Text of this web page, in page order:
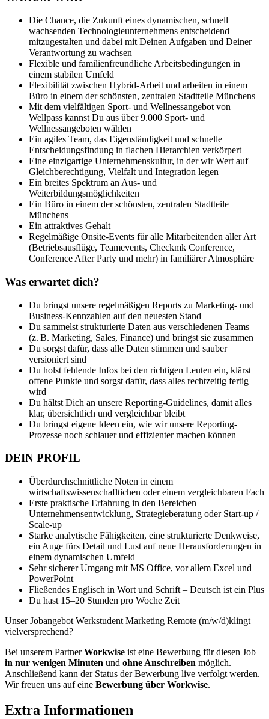
Die Chance, die Zukunft eines dynamischen, schnell
wachsenden Technologieunternehmens entscheidend
mitzugestalten und dabei mit Deinen Aufgaben und Deiner
Verantwortung zu wachsen
Flexible und familienfreundliche Arbeitsbedingungen in
einem stabilen Umfeld
Flexibilität zwischen Hybrid-Arbeit und arbeiten in einem
Büro in einem der schönsten, zentralen Stadtteile Münchens
Mit dem vielfältigen Sport- und Wellnessangebot von
Wellpass kannst Du aus über 9.000 Sport- und
Wellnessangeboten wählen
Ein agiles Team, das Eigenständigkeit und schnelle
Entscheidungsfindung in flachen Hierarchien verkörpert
Eine einzigartige Unternehmenskultur, in der wir Wert auf
Gleichberechtigung, Vielfalt und Integration legen
Ein breites Spektrum an Aus- und
Weiterbildungsmöglichkeiten
Ein Büro in einem der schönsten, zentralen Stadtteile
Münchens
Ein attraktives Gehalt
Regelmäßige Onsite-Events für alle Mitarbeitenden aller Art
(Betriebsausflüge, Teamevents, Checkmk Conference,
Conference After Party und mehr) in familiärer Atmosphäre
Was erwartet dich?
Du bringst unsere regelmäßigen Reports zu Marketing- und
Business-Kennzahlen auf den neuesten Stand
Du sammelst strukturierte Daten aus verschiedenen Teams
(z. B. Marketing, Sales, Finance) und bringst sie zusammen
Du sorgst dafür, dass alle Daten stimmen und sauber
versioniert sind
Du holst fehlende Infos bei den richtigen Leuten ein, klärst
offene Punkte und sorgst dafür, dass alles rechtzeitig fertig
wird
Du hältst Dich an unsere Reporting-Guidelines, damit alles
klar, übersichtlich und vergleichbar bleibt
Du bringst eigene Ideen ein, wie wir unsere Reporting-
Prozesse noch schlauer und effizienter machen können
DEIN PROFIL
Überdurchschnittliche Noten in einem
wirtschaftswissenschafltichen oder einem vergleichbaren Fach
Erste praktische Erfahrung in den Bereichen
Unternehmensentwicklung, Strategieberatung oder Start-up /
Scale-up
Starke analytische Fähigkeiten, eine strukturierte Denkweise,
ein Auge fürs Detail und Lust auf neue Herausforderungen in
einem dynamischen Umfeld
Sehr sicherer Umgang mit MS Office, vor allem Excel und
PowerPoint
Fließendes Englisch in Wort und Schrift – Deutsch ist ein Plus
Du hast 15–20 Stunden pro Woche Zeit
Unser Jobangebot Werkstudent Marketing Remote (m/w/d)klingt
vielversprechend?
Bei unserem PartnerWorkwise ist eine Bewerbung für diesen Job
in nur wenigen Minuten und ohne Anschreiben möglich.
Anschließend kann der Status der Bewerbung live verfolgt werden.
Wir freuen uns auf eine Bewerbung über Workwise.
Extra Informationen